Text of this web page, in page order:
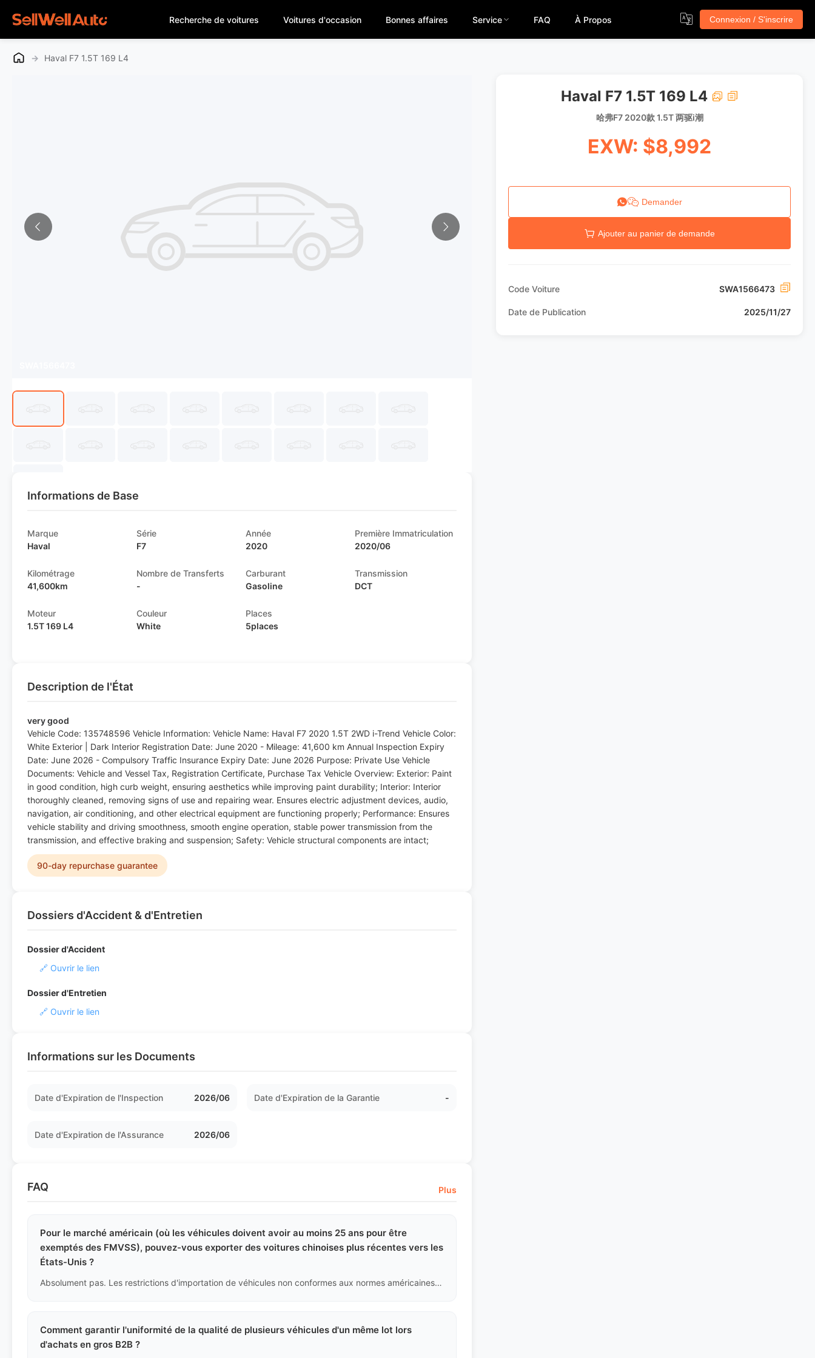
Recherche de voitures Voitures d'occasion Bonnes affaires Service FAQ À Propos Connexion / S'inscrire
→ Haval F7 1.5T 169 L4
Informations de Base
Marque
Haval
Série
F7
Année
2020
Première Immatriculation
2020/06
Kilométrage
41,600km
Nombre de Transferts
-
Carburant
Gasoline
Transmission
DCT
Moteur
1.5T 169 L4
Couleur
White
Places
5places
Description de l'État
very good
Vehicle Code: 135748596 Vehicle Information: Vehicle Name: Haval F7 2020 1.5T 2WD i-Trend Vehicle Color:
White Exterior | Dark Interior Registration Date: June 2020 - Mileage: 41,600 km Annual Inspection Expiry
Date: June 2026 - Compulsory Traffic Insurance Expiry Date: June 2026 Purpose: Private Use Vehicle
Documents: Vehicle and Vessel Tax, Registration Certificate, Purchase Tax Vehicle Overview: Exterior: Paint
in good condition, high curb weight, ensuring aesthetics while improving paint durability; Interior: Interior
thoroughly cleaned, removing signs of use and repairing wear. Ensures electric adjustment devices, audio,
navigation, air conditioning, and other electrical equipment are functioning properly; Performance: Ensures
vehicle stability and driving smoothness, smooth engine operation, stable power transmission from the
transmission, and effective braking and suspension; Safety: Vehicle structural components are intact;
90-day repurchase guarantee
Dossiers d'Accident & d'Entretien
Dossier d'Accident
🔗 Ouvrir le lien
Dossier d'Entretien
🔗 Ouvrir le lien
Informations sur les Documents
Date d'Expiration de l'Inspection 2026/06 Date d'Expiration de la Garantie -
Date d'Expiration de l'Assurance 2026/06
FAQ Plus
Pour le marché américain (où les véhicules doivent avoir au moins 25 ans pour être
exemptés des FMVSS), pouvez-vous exporter des voitures chinoises plus récentes vers les
États-Unis ?
Absolument pas. Les restrictions d'importation de véhicules non conformes aux normes américaines par le DOT et l'EPA sont très strictes. Tout véhicule d'occasion chinois de moins de 25 ans et non fabriqué selon les normes américaines sera détruit à son arrivée au port américain. Nous refusons directement ce type de commandes non conformes.
Comment garantir l'uniformité de la qualité de plusieurs véhicules d'un même lot lors
d'achats en gros B2B ?
Haval F7 1.5T 169 L4
哈弗F7 2020款 1.5T 两驱i潮
EXW: $8,992
Demander
Ajouter au panier de demande
Code Voiture SWA1566473
Date de Publication 2025/11/27